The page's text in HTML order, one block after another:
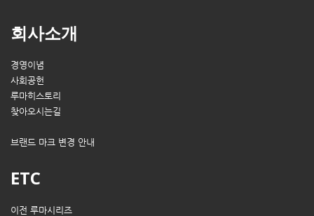
회사소개
경영이념
사회공헌
루마히스토리
찾아오시는길
브랜드 마크 변경 안내
ETC
이전 루마시리즈